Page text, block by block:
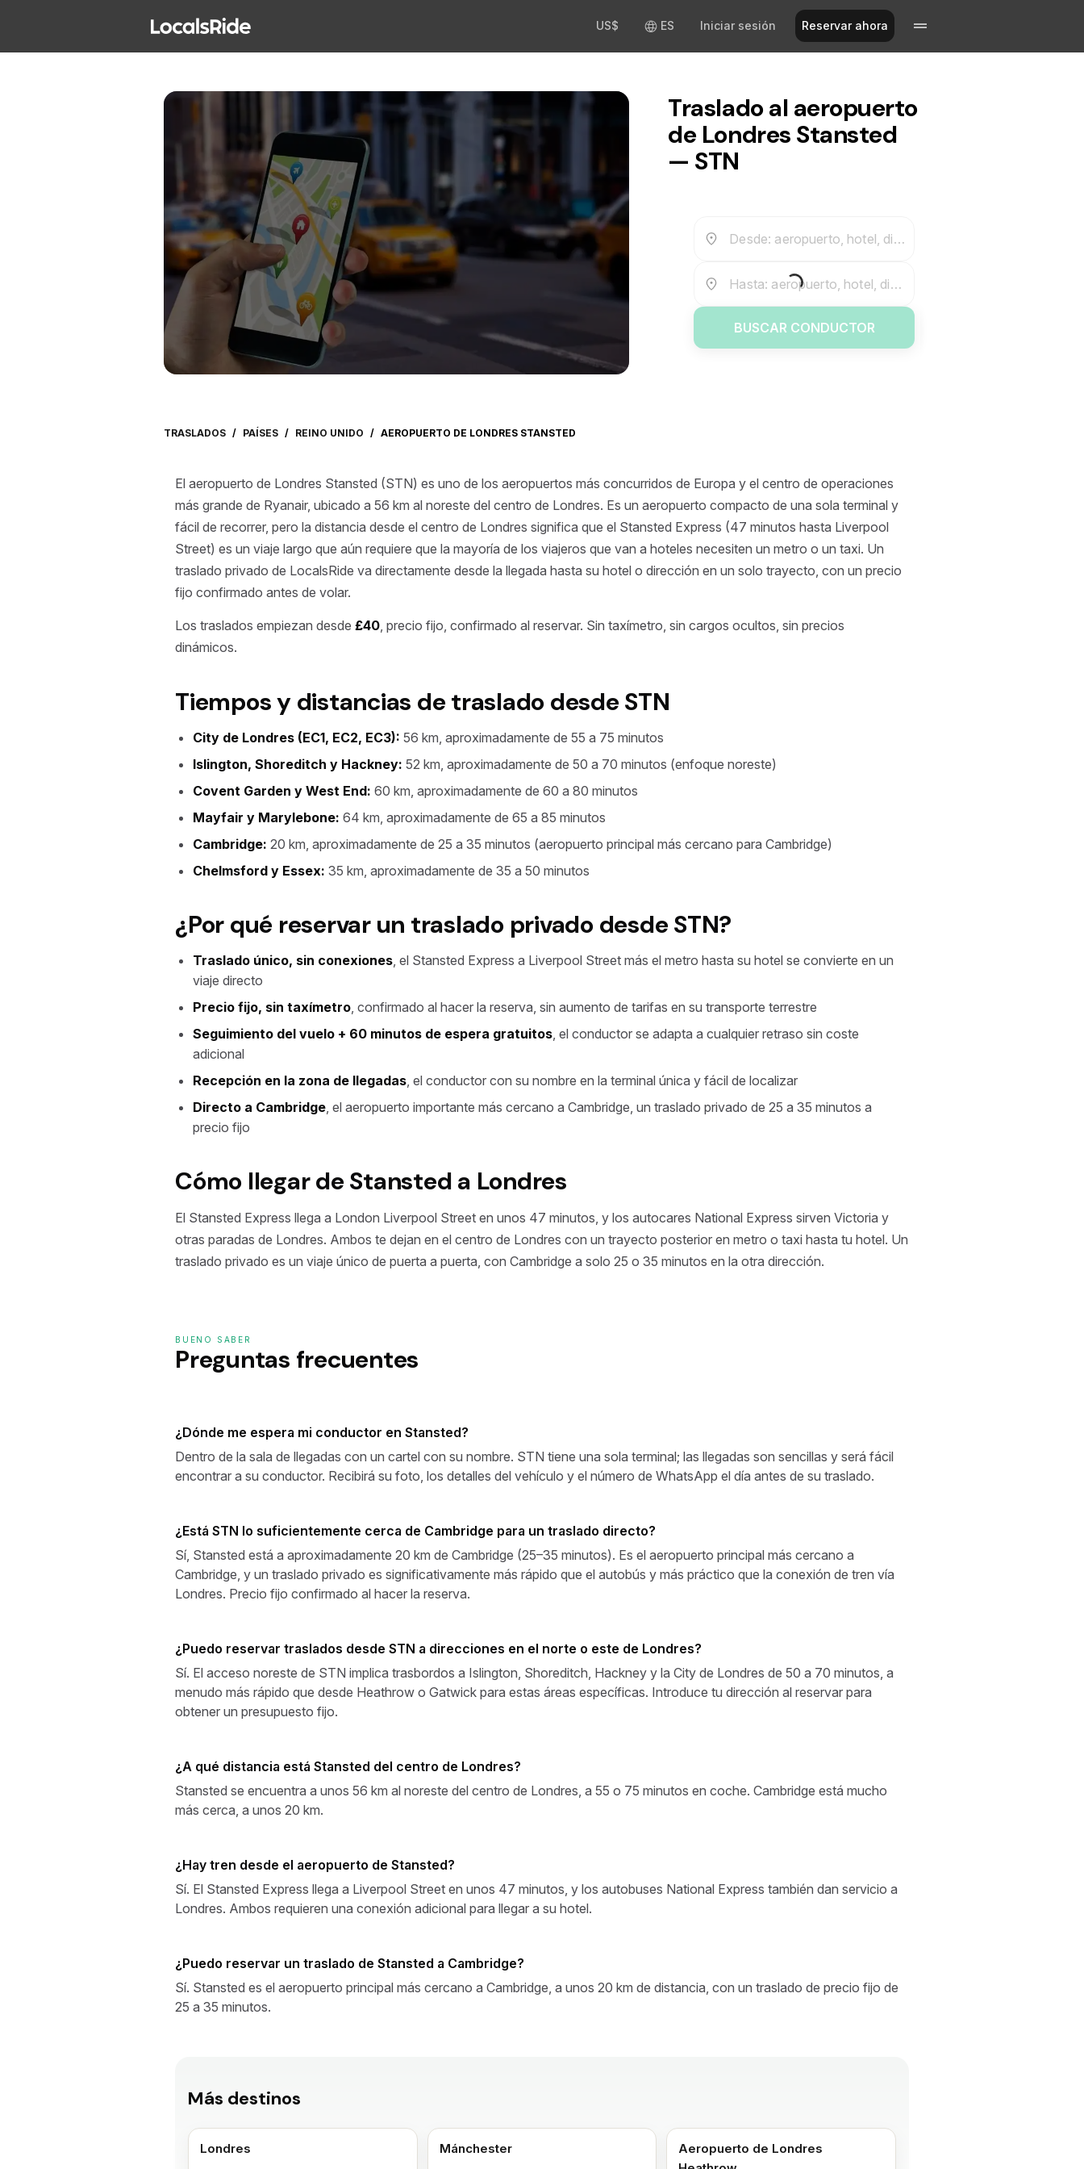
US$ ES Iniciar sesión Reservar ahora
Traslado al aeropuerto
de Londres Stansted
— STN
Desde: aeropuerto, hotel, dirección
Hasta: aeropuerto, hotel, dirección
BUSCAR CONDUCTOR
TRASLADOS / PAÍSES / REINO UNIDO / AEROPUERTO DE LONDRES STANSTED
El aeropuerto de Londres Stansted (STN) es uno de los aeropuertos más concurridos de Europa y el centro de operaciones
más grande de Ryanair, ubicado a 56 km al noreste del centro de Londres. Es un aeropuerto compacto de una sola terminal y
fácil de recorrer, pero la distancia desde el centro de Londres significa que el Stansted Express (47 minutos hasta Liverpool
Street) es un viaje largo que aún requiere que la mayoría de los viajeros que van a hoteles necesiten un metro o un taxi. Un
traslado privado de LocalsRide va directamente desde la llegada hasta su hotel o dirección en un solo trayecto, con un precio
fijo confirmado antes de volar.
Los traslados empiezan desde £40, precio fijo, confirmado al reservar. Sin taxímetro, sin cargos ocultos, sin precios
dinámicos.
Tiempos y distancias de traslado desde STN
City de Londres (EC1, EC2, EC3): 56 km, aproximadamente de 55 a 75 minutos
Islington, Shoreditch y Hackney: 52 km, aproximadamente de 50 a 70 minutos (enfoque noreste)
Covent Garden y West End: 60 km, aproximadamente de 60 a 80 minutos
Mayfair y Marylebone: 64 km, aproximadamente de 65 a 85 minutos
Cambridge: 20 km, aproximadamente de 25 a 35 minutos (aeropuerto principal más cercano para Cambridge)
Chelmsford y Essex: 35 km, aproximadamente de 35 a 50 minutos
¿Por qué reservar un traslado privado desde STN?
Traslado único, sin conexiones, el Stansted Express a Liverpool Street más el metro hasta su hotel se convierte en un
viaje directo
Precio fijo, sin taxímetro, confirmado al hacer la reserva, sin aumento de tarifas en su transporte terrestre
Seguimiento del vuelo + 60 minutos de espera gratuitos, el conductor se adapta a cualquier retraso sin coste
adicional
Recepción en la zona de llegadas, el conductor con su nombre en la terminal única y fácil de localizar
Directo a Cambridge, el aeropuerto importante más cercano a Cambridge, un traslado privado de 25 a 35 minutos a
precio fijo
Cómo llegar de Stansted a Londres
El Stansted Express llega a London Liverpool Street en unos 47 minutos, y los autocares National Express sirven Victoria y
otras paradas de Londres. Ambos te dejan en el centro de Londres con un trayecto posterior en metro o taxi hasta tu hotel. Un
traslado privado es un viaje único de puerta a puerta, con Cambridge a solo 25 o 35 minutos en la otra dirección.
BUENO SABER
Preguntas frecuentes
¿Dónde me espera mi conductor en Stansted?
Dentro de la sala de llegadas con un cartel con su nombre. STN tiene una sola terminal; las llegadas son sencillas y será fácil
encontrar a su conductor. Recibirá su foto, los detalles del vehículo y el número de WhatsApp el día antes de su traslado.
¿Está STN lo suficientemente cerca de Cambridge para un traslado directo?
Sí, Stansted está a aproximadamente 20 km de Cambridge (25–35 minutos). Es el aeropuerto principal más cercano a
Cambridge, y un traslado privado es significativamente más rápido que el autobús y más práctico que la conexión de tren vía
Londres. Precio fijo confirmado al hacer la reserva.
¿Puedo reservar traslados desde STN a direcciones en el norte o este de Londres?
Sí. El acceso noreste de STN implica trasbordos a Islington, Shoreditch, Hackney y la City de Londres de 50 a 70 minutos, a
menudo más rápido que desde Heathrow o Gatwick para estas áreas específicas. Introduce tu dirección al reservar para
obtener un presupuesto fijo.
¿A qué distancia está Stansted del centro de Londres?
Stansted se encuentra a unos 56 km al noreste del centro de Londres, a 55 o 75 minutos en coche. Cambridge está mucho
más cerca, a unos 20 km.
¿Hay tren desde el aeropuerto de Stansted?
Sí. El Stansted Express llega a Liverpool Street en unos 47 minutos, y los autobuses National Express también dan servicio a
Londres. Ambos requieren una conexión adicional para llegar a su hotel.
¿Puedo reservar un traslado de Stansted a Cambridge?
Sí. Stansted es el aeropuerto principal más cercano a Cambridge, a unos 20 km de distancia, con un traslado de precio fijo de
25 a 35 minutos.
Más destinos
Londres Mánchester
Aeropuerto de Londres